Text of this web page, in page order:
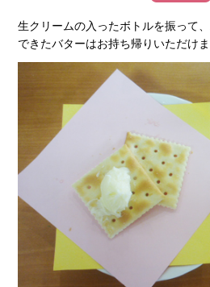
生クリームの入ったボトルを振って
できたバターはお持ち帰りいただけま